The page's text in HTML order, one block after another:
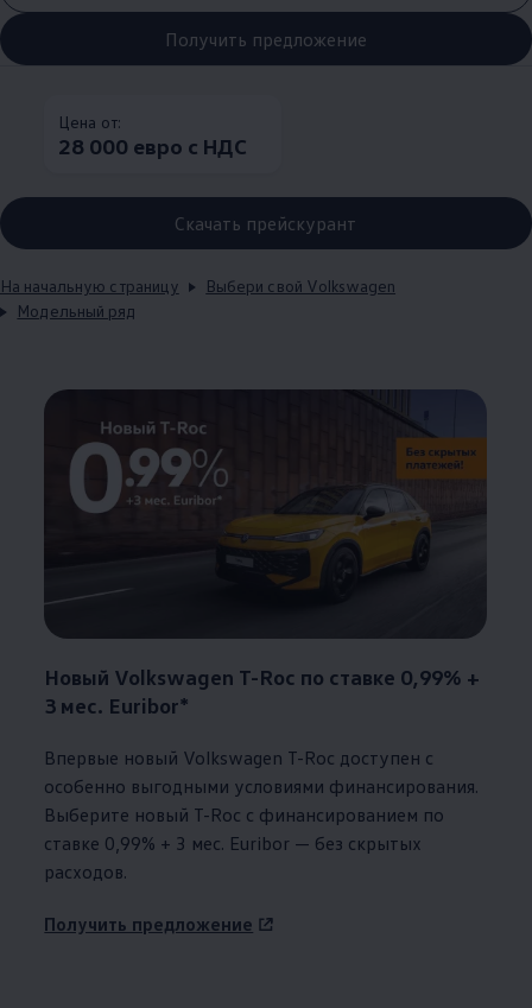
Получить предложение
Цена от:
28 000 евро с НДС
Скачать прейскурант
На начальную страницу
Выбери свой Volkswagen
Модельный ряд
Новый Volkswagen T-Roc по ставке 0,99% +
3 мес. Euribor*
Впервые новый Volkswagen T-Roc доступен с
особенно выгодными условиями финансирования.
Выберите новый T-Roc с финансированием по
ставке 0,99% + 3 мес. Euribor — без скрытых
расходов.
Получить предложение